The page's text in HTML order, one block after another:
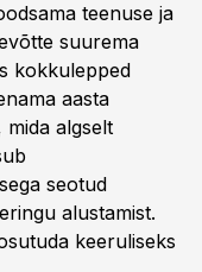
teenuse ja
suurema
kokkulepped
aasta
mida algselt
seotud
alustamist.
keeruliseks